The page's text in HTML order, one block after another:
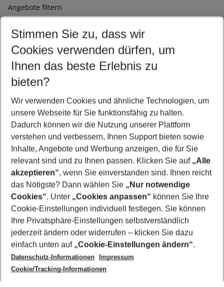
Angebote filtern
Ändern Sie Ihre Kriterien nach Ihren Wünschen
Abflughafen wählen
Beliebiger Abflughafen
Reisezeitraum wählen
10.08.26– 08.08.27 5-8 Nächte
2 Erwachsene Keine Kinder
Mehr Filter anzeigen
Footer
Footer navigation
Über uns
AGB
Cookie-Einstellungen ändern
Cookie-Richtlinie
Datenschutz
Service & Hilfe
Barrierefreies Reisen
Check-in
Folgen Sie uns
Stimmen Sie zu, dass wir
Cookies verwenden dürfen, um
Ihnen das beste Erlebnis zu
bieten?
Wir verwenden Cookies und ähnliche Technologien, um
unsere Webseite für Sie funktionsfähig zu halten.
Dadurch können wir die Nutzung unserer Plattform
verstehen und verbessern, Ihnen Support bieten sowie
Inhalte, Angebote und Werbung anzeigen, die für Sie
relevant sind und zu Ihnen passen. Klicken Sie auf „Alle
akzeptieren“, wenn Sie einverstanden sind. Ihnen reicht
das Nötigste? Dann wählen Sie „Nur notwendige
Cookies“. Unter „Cookies anpassen“ können Sie Ihre
Cookie-Einstellungen individuell festlegen. Sie können
Ihre Privatsphäre-Einstellungen selbstverständlich
jederzeit ändern oder widerrufen – klicken Sie dazu
einfach unten auf „Cookie-Einstellungen ändern“.
Datenschutz-Informationen
Impressum
Cookie/Tracking-Informationen